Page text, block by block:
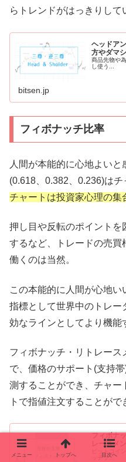
らトレンドがはっきりして
ヘッドア
方やダマ
商品先物や
し使う...
bitsen.jp
フィボナッチ比率
人間が本能的に心地よい
(0.618、0.382、0.236)はチ
チャートは投資家心理の集
押し目や反転のポイントを
するなど、トレードの売
働くのは当然。
この本能的に人間が心地
指標として世界中のトレ
効なラインとしてより機能
フィボナッチ・リトレース
で、価格のサポート(支持
測することができ、チャー
トで指値注文することがで
フィボナ
レースメ
ビットコイ
ッチツ...
メニュー トップへ 目次へ